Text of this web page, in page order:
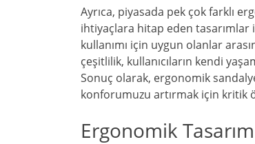
Ayrıca, piyasada pek çok farklı
ihtiyaçlara hitap eden
kullanımı için uygun olanlar
çeşitlilik, kullanıcıların kendi
Sonuç olarak, ergonomik
konforumuzu artırmak için kritik
Ergonomik